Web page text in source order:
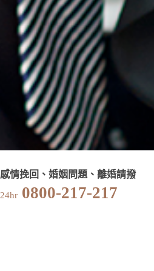
感情挽回、婚姻問題、離婚請撥
24hr0800-217-217